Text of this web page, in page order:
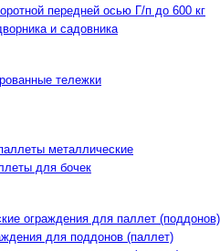
передней осью Г/п до 600 кг
и садовника
тележки
металлические
для бочек
ограждения для паллет (поддонов)
для поддонов (паллет)